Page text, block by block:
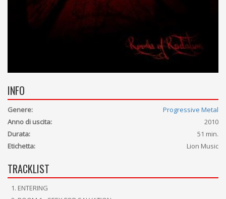
INFO
Genere:
Progressive Metal
Anno di uscita:
2010
Durata:
51 min.
Etichetta:
Lion Music
TRACKLIST
ENTERING